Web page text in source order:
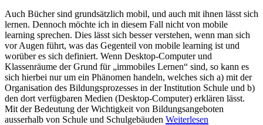
Auch Bücher sind grundsätzlich mobil, und auch mit ihnen lässt sich
lernen. Dennoch möchte ich in diesem Fall nicht von mobile
learning sprechen. Dies lässt sich besser verstehen, wenn man sich
vor Augen führt, was das Gegenteil von mobile learning ist und
worüber es sich definiert. Wenn Desktop-Computer und
Klassenräume der Grund für „immobiles Lernen“ sind, so kann es
sich hierbei nur um ein Phänomen handeln, welches sich a) mit der
Organisation des Bildungsprozesses in der Institution Schule und b)
den dort verfügbaren Medien (Desktop-Computer) erklären lässt.
Mit der Bedeutung der Wichtigkeit von Bildungsangeboten
ausserhalb von Schule und Schulgebäuden Weiterlesen